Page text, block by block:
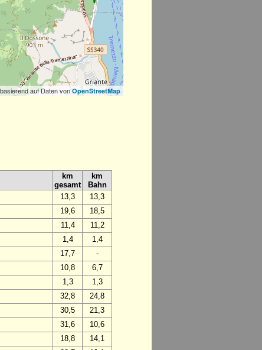
auf Daten vonOpenStreetMap
km
gesamt
km
Bahn
13,3
13,3
19,6
18,5
11,4
11,2
1,4
1,4
17,7
-
10,8
6,7
1,3
1,3
32,8
24,8
30,5
21,3
31,6
10,6
18,8
14,1